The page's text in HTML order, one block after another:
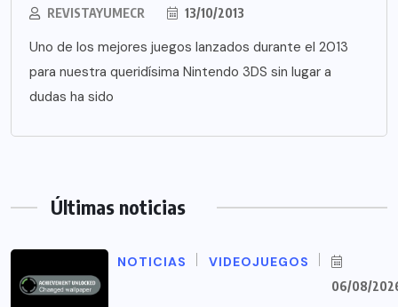
REVISTAYUMECR 13/10/2013
Uno de los mejores juegos lanzados durante el 2013
para nuestra queridísima Nintendo 3DS sin lugar a
dudas ha sido
Últimas noticias
NOTICIAS VIDEOJUEGOS
06/08/